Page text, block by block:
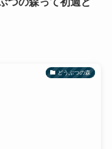
どうぶつの森